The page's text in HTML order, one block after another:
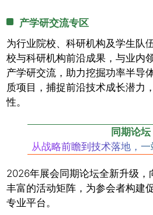
产学研交流专区
为行业院校、科研机构及学生队
校与科研机构前沿成果，与业内
产学研交流，助力挖掘功率半导
质项目，捕捉前沿技术成长潜力
性。
同期论坛
从战略前瞻到技术落地，
2026年展会同期论坛全新升级，
丰富的活动矩阵，为参会者构建
专业平台。